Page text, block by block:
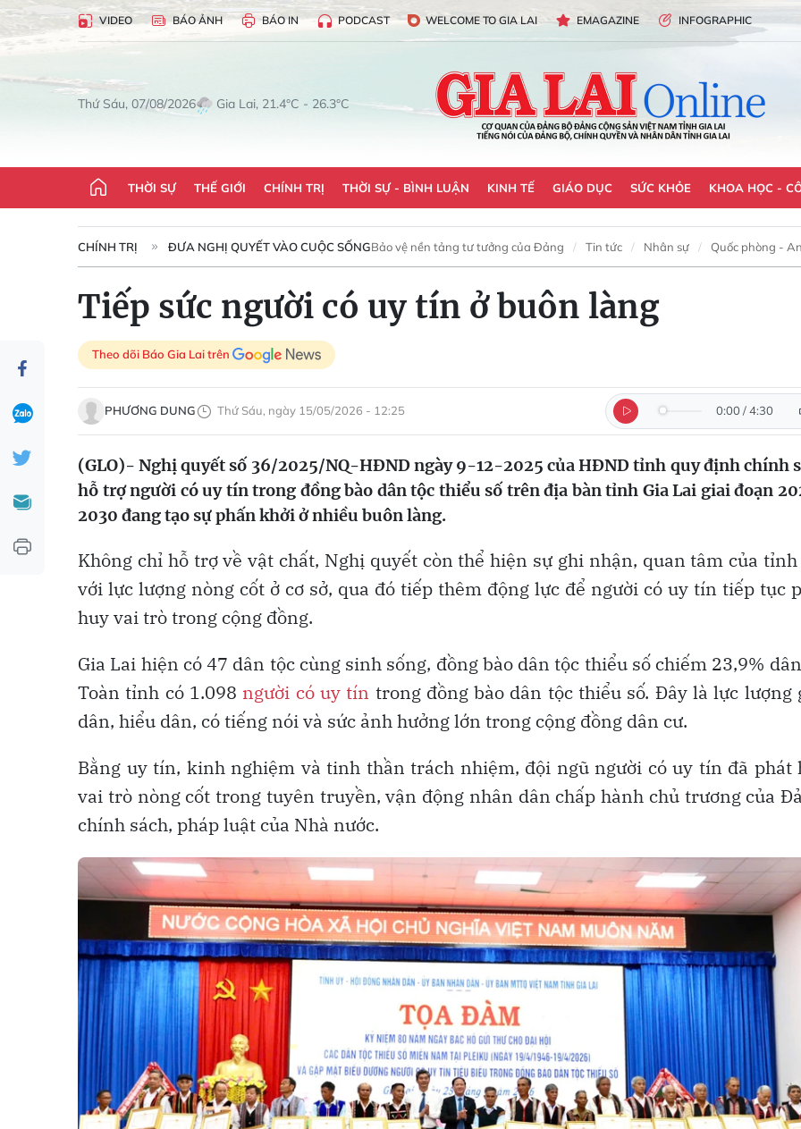
VIDEO BÁO ẢNH BÁO IN PODCAST WELCOME TO GIA LAI EMAGAZINE INFOGRAPHIC
Thứ Sáu, 07/08/2026 Gia Lai, 21.4°C - 26.3°C
THỜI SỰ THẾ GIỚI CHÍNH TRỊ THỜI SỰ - BÌNH LUẬN KINH TẾ GIÁO DỤC SỨC KHỎE KHOA HỌC -
CHÍNH TRỊ ĐƯA NGHỊ QUYẾT VÀO CUỘC SỐNGBảo vệ nền tảng tư tưởng của Đảng Tin tức Nhân sự Quốc phòng -
Tiếp sức người có uy tín ở buôn làng
Theo dõi Báo Gia Lai trên
PHƯƠNG DUNG Thứ Sáu, ngày 15/05/2026 - 12:25 0:00 /4:30
(GLO)- Nghị quyết số 36/2025/NQ-HĐND ngày 9-12-2025 của HĐND tỉnh quy định chính
hỗ trợ người có uy tín trong đồng bào dân tộc thiểu số trên địa bàn tỉnh Gia Lai giai đoạn
2030 đang tạo sự phấn khởi ở nhiều buôn làng.
Không chỉ hỗ trợ về vật chất, Nghị quyết còn thể hiện sự ghi nhận, quan tâm của
với lực lượng nòng cốt ở cơ sở, qua đó tiếp thêm động lực để người có uy tín tiếp tục
huy vai trò trong cộng đồng.
Gia Lai hiện có 47 dân tộc cùng sinh sống, đồng bào dân tộc thiểu số chiếm 23,9%
Toàn tỉnh có 1.098 người có uy tín trong đồng bào dân tộc thiểu số. Đây là lực lượng
dân, hiểu dân, có tiếng nói và sức ảnh hưởng lớn trong cộng đồng dân cư.
Bằng uy tín, kinh nghiệm và tinh thần trách nhiệm, đội ngũ người có uy tín đã phát
vai trò nòng cốt trong tuyên truyền, vận động nhân dân chấp hành chủ trương của
chính sách, pháp luật của Nhà nước.